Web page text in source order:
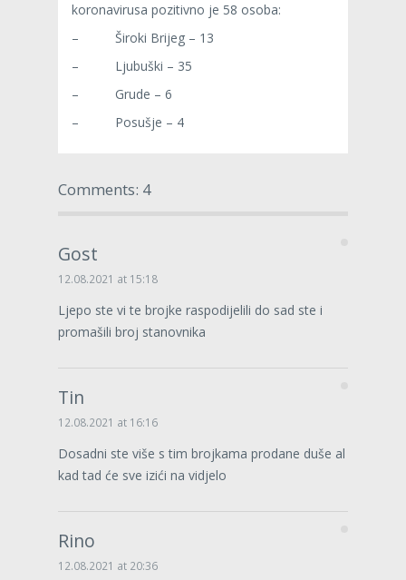
koronavirusa pozitivno je 58 osoba:
– Široki Brijeg – 13
– Ljubuški – 35
– Grude – 6
– Posušje – 4
Comments: 4
Gost
12.08.2021 at 15:18
Ljepo ste vi te brojke raspodijelili do sad ste i
promašili broj stanovnika
Tin
12.08.2021 at 16:16
Dosadni ste više s tim brojkama prodane duše al
kad tad će sve izići na vidjelo
Rino
12.08.2021 at 20:36